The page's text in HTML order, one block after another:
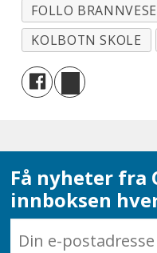
FOLLO
KOLBOTN SKOLE
Få nyheter fra
innboksen